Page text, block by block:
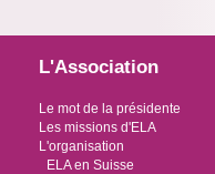
L'Association
Le mot de la présidente
Les missions d'ELA
L'organisation
ELA en Suisse